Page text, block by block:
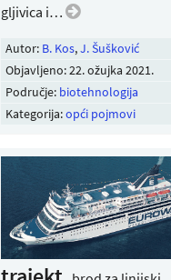
gljivica i…
Autor: B. Kos,J. Šušković
Objavljeno:22. ožujka 2021.
Područje: biotehnologija
Kategorija:opći pojmovi